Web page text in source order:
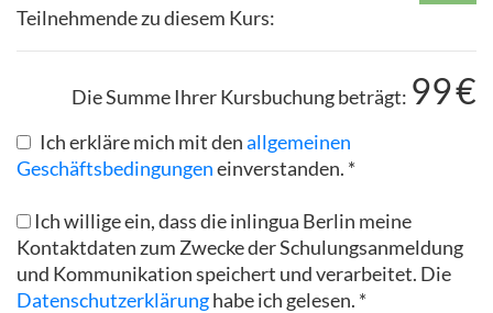
Teilnehmende zu diesem Kurs:
Die Summe Ihrer Kursbuchung beträgt: 99€
Ich erkläre mich mit denallgemeinen
Geschäftsbedingungeneinverstanden. *
Ich willige ein, dass die inlingua Berlin meine
Kontaktdaten zum Zwecke der Schulungsanmeldung
und Kommunikation speichert und verarbeitet. Die
Datenschutzerklärunghabe ich gelesen. *